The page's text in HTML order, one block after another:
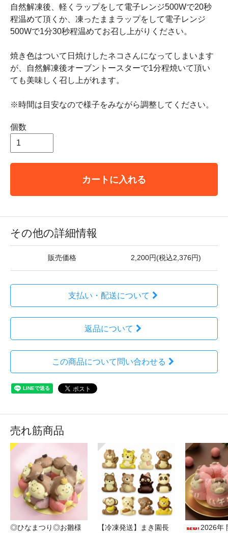
自然解凍後、軽くラップをして電子レンジ500Wで20秒
程温めて頂くか、凍ったままラップをして電子レンジ
500Wで1分30秒程温めてお召し上がりください。
焼き色はついて日焼けしたネコさんになってしまいます
が、自然解凍後オーブントースターで1分程焼いて頂い
ても美味しく召し上がれます。
※時間は目安なので様子をみながら調整してください。
個数
カートに入れる
その他の詳細情報
販売価格 2,200円(税込2,376円)
支払い・配送について
返品について
この商品について問い合わせる
売れ筋商品
◎ひなまつり◎お雛様
【冷凍発送】まき園長
2026年